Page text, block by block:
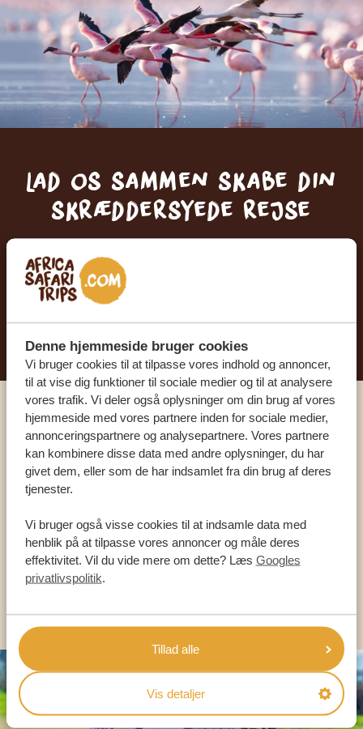
Denne hjemmeside bruger cookies
Vi bruger cookies til at tilpasse vores indhold og annoncer,
til at vise dig funktioner til sociale medier og til at analysere
vores trafik. Vi deler også oplysninger om din brug af vores
hjemmeside med vores partnere inden for sociale medier,
annonceringspartnere og analysepartnere. Vores partnere
kan kombinere disse data med andre oplysninger, du har
givet dem, eller som de har indsamlet fra din brug af deres
tjenester.
Vi bruger også visse cookies til at indsamle data med
henblik på at tilpasse vores annoncer og måle deres
effektivitet. Vil du vide mere om dette? Læs Googles
privatlivspolitik.
Tillad alle
Vis detaljer
Lad os sammen skabe din
skræddersyede rejse
DRØMMEREJSE
Ring til en ekspert
VORES SPECIALISTER ER HER FOR AT
DA: +45 89 88 83 62